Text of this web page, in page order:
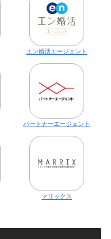
エン婚活エージェント
パートナーエージェント
マリックス